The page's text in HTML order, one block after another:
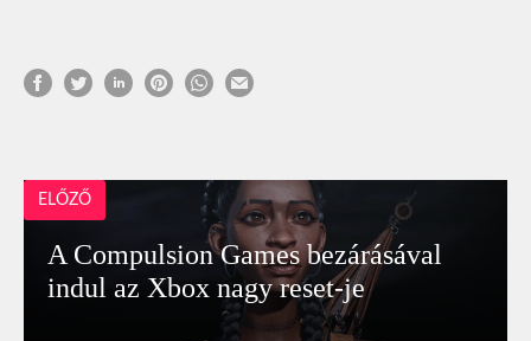
ELŐZŐ
A Compulsion Games bezárásával
indul az Xbox nagy reset-je